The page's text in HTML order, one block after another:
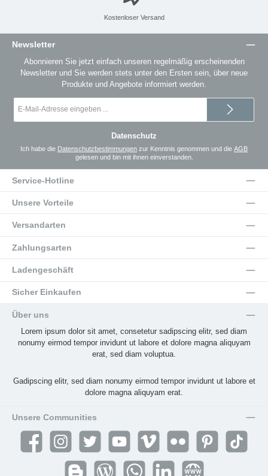
Kostenloser Versand
Newsletter
Abonnieren Sie jetzt einfach unseren regelmäßig erscheinenden
Newsletter und Sie werden stets unter den Ersten sein, über neue
Produkte und Angebote informiert werden.
Mail-
Datenschutz
Ich habe die Datenschutzbestimmungen zur Kenntnis genommen und die AGB
gelesen und bin mit ihnen einverstanden.
Service-Hotline
Unsere Vorteile
Versandarten
Zahlungsarten
Ladengeschäft
Sicher Einkaufen
Über uns
Lorem ipsum dolor sit amet, consetetur sadipscing elitr, sed diam
nonumy eirmod tempor invidunt ut labore et dolore magna aliquyam
erat, sed diam voluptua.
Gadipscing elitr, sed diam nonumy eirmod tempor invidunt ut labore et
dolore magna aliquyam erat.
Unsere Communities
Facebook Instagram Twitter YouTube Vimeo Flickr Pinterest TikTok